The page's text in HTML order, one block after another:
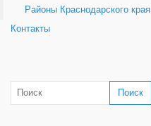
Районы Краснодарского края
Контакты